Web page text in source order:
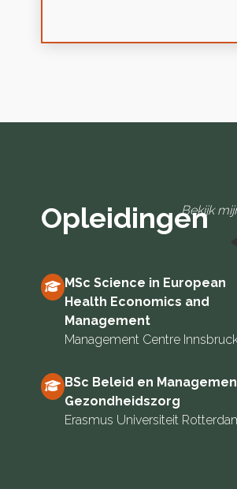
Opleidingen
Bekijk
MSc Science in European
Health Economics and
Management
Management Centre
BSc Beleid en
Gezondheidszorg
Erasmus Universiteit